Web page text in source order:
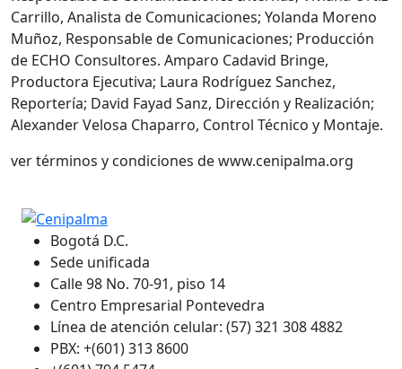
Carrillo, Analista de Comunicaciones; Yolanda Moreno
Muñoz, Responsable de Comunicaciones; Producción
de ECHO Consultores. Amparo Cadavid Bringe,
Productora Ejecutiva; Laura Rodríguez Sanchez,
Reportería; David Fayad Sanz, Dirección y Realización;
Alexander Velosa Chaparro, Control Técnico y Montaje.
ver términos y condiciones de www.cenipalma.org
Bogotá D.C.
Sede unificada
Calle 98 No. 70-91, piso 14
Centro Empresarial Pontevedra
Línea de atención celular: (57) 321 308 4882
PBX: +(601) 313 8600